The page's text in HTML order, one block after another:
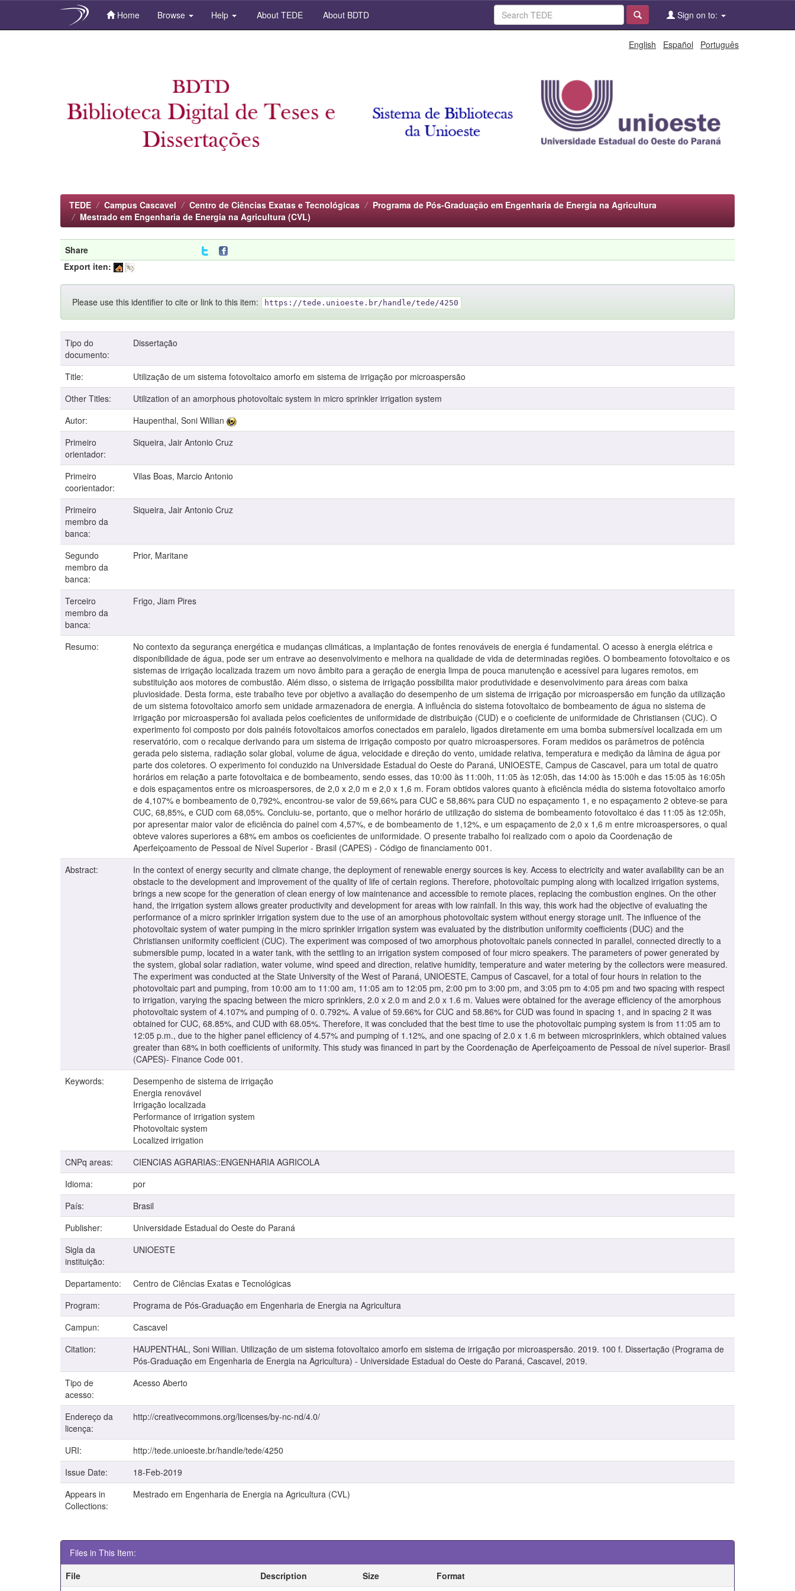
Home Browse Help About TEDE About BDTD Sign on to:
English Español Português
TEDE Campus Cascavel Centro de Ciências Exatas e Tecnológicas
Programa de Pós-Graduação em Engenharia de Energia na Agricultura
Mestrado em Engenharia de Energia na Agricultura (CVL)
Share
Export iten:
Please use this identifier to cite or link to this item: https://tede.unioeste.br/handle/tede/4250
Tipo do
documento:
Dissertação
Title:
Utilização de um sistema fotovoltaico amorfo em sistema de irrigação por microaspersão
Other Titles:
Utilization of an amorphous photovoltaic system in micro sprinkler irrigation system
Autor:
Haupenthal, Soni Willian
Primeiro
orientador:
Siqueira, Jair Antonio Cruz
Primeiro
coorientador:
Vilas Boas, Marcio Antonio
Primeiro
membro da
banca:
Siqueira, Jair Antonio Cruz
Segundo
membro da
banca:
Prior, Maritane
Terceiro
membro da
banca:
Frigo, Jiam Pires
Resumo:
No contexto da segurança energética e mudanças climáticas, a implantação de fontes renováveis de energia é fundamental. O acesso à energia elétrica e
disponibilidade de água, pode ser um entrave ao desenvolvimento e melhora na qualidade de vida de determinadas regiões. O bombeamento fotovoltaico e os
sistemas de irrigação localizada trazem um novo âmbito para a geração de energia limpa de pouca manutenção e acessível para lugares remotos, em
substituição aos motores de combustão. Além disso, o sistema de irrigação possibilita maior produtividade e desenvolvimento para áreas com baixa
pluviosidade. Desta forma, este trabalho teve por objetivo a avaliação do desempenho de um sistema de irrigação por microaspersão em função da utilização
de um sistema fotovoltaico amorfo sem unidade armazenadora de energia. A influência do sistema fotovoltaico de bombeamento de água no sistema de
irrigação por microaspersão foi avaliada pelos coeficientes de uniformidade de distribuição (CUD) e o coeficiente de uniformidade de Christiansen (CUC). O
experimento foi composto por dois painéis fotovoltaicos amorfos conectados em paralelo, ligados diretamente em uma bomba submersível localizada em um
reservatório, com o recalque derivando para um sistema de irrigação composto por quatro microaspersores. Foram medidos os parâmetros de potência
gerada pelo sistema, radiação solar global, volume de água, velocidade e direção do vento, umidade relativa, temperatura e medição da lâmina de água por
parte dos coletores. O experimento foi conduzido na Universidade Estadual do Oeste do Paraná, UNIOESTE, Campus de Cascavel, para um total de quatro
horários em relação a parte fotovoltaica e de bombeamento, sendo esses, das 10:00 às 11:00h, 11:05 às 12:05h, das 14:00 às 15:00h e das 15:05 às 16:05h
e dois espaçamentos entre os microaspersores, de 2,0 x 2,0 m e 2,0 x 1,6 m. Foram obtidos valores quanto à eficiência média do sistema fotovoltaico amorfo
de 4,107% e bombeamento de 0,792%, encontrou-se valor de 59,66% para CUC e 58,86% para CUD no espaçamento 1, e no espaçamento 2 obteve-se para
CUC, 68,85%, e CUD com 68,05%. Concluiu-se, portanto, que o melhor horário de utilização do sistema de bombeamento fotovoltaico é das 11:05 às 12:05h,
por apresentar maior valor de eficiência do painel com 4,57%, e de bombeamento de 1,12%, e um espaçamento de 2,0 x 1,6 m entre microaspersores, o qual
obteve valores superiores a 68% em ambos os coeficientes de uniformidade. O presente trabalho foi realizado com o apoio da Coordenação de
Aperfeiçoamento de Pessoal de Nível Superior - Brasil (CAPES) - Código de financiamento 001.
Abstract:
In the context of energy security and climate change, the deployment of renewable energy sources is key. Access to electricity and water availability can be an
obstacle to the development and improvement of the quality of life of certain regions. Therefore, photovoltaic pumping along with localized irrigation systems,
brings a new scope for the generation of clean energy of low maintenance and accessible to remote places, replacing the combustion engines. On the other
hand, the irrigation system allows greater productivity and development for areas with low rainfall. In this way, this work had the objective of evaluating the
performance of a micro sprinkler irrigation system due to the use of an amorphous photovoltaic system without energy storage unit. The influence of the
photovoltaic system of water pumping in the micro sprinkler irrigation system was evaluated by the distribution uniformity coefficients (DUC) and the
Christiansen uniformity coefficient (CUC). The experiment was composed of two amorphous photovoltaic panels connected in parallel, connected directly to a
submersible pump, located in a water tank, with the settling to an irrigation system composed of four micro speakers. The parameters of power generated by
the system, global solar radiation, water volume, wind speed and direction, relative humidity, temperature and water metering by the collectors were measured.
The experiment was conducted at the State University of the West of Paraná, UNIOESTE, Campus of Cascavel, for a total of four hours in relation to the
photovoltaic part and pumping, from 10:00 am to 11:00 am, 11:05 am to 12:05 pm, 2:00 pm to 3:00 pm, and 3:05 pm to 4:05 pm and two spacing with respect
to irrigation, varying the spacing between the micro sprinklers, 2.0 x 2.0 m and 2.0 x 1.6 m. Values were obtained for the average efficiency of the amorphous
photovoltaic system of 4.107% and pumping of 0. 0.792%. A value of 59.66% for CUC and 58.86% for CUD was found in spacing 1, and in spacing 2 it was
obtained for CUC, 68.85%, and CUD with 68.05%. Therefore, it was concluded that the best time to use the photovoltaic pumping system is from 11:05 am to
12:05 p.m., due to the higher panel efficiency of 4.57% and pumping of 1.12%, and one spacing of 2.0 x 1.6 m between microsprinklers, which obtained values
greater than 68% in both coefficients of uniformity. This study was financed in part by the Coordenação de Aperfeiçoamento de Pessoal de nível superior- Brasil
(CAPES)- Finance Code 001.
Keywords:
Desempenho de sistema de irrigação
Energia renovável
Irrigação localizada
Performance of irrigation system
Photovoltaic system
Localized irrigation
CNPq areas:
CIENCIAS AGRARIAS::ENGENHARIA AGRICOLA
Idioma:
por
País:
Brasil
Publisher:
Universidade Estadual do Oeste do Paraná
Sigla da
instituição:
UNIOESTE
Departamento:
Centro de Ciências Exatas e Tecnológicas
Program:
Programa de Pós-Graduação em Engenharia de Energia na Agricultura
Campun:
Cascavel
Citation:
HAUPENTHAL, Soni Willian. Utilização de um sistema fotovoltaico amorfo em sistema de irrigação por microaspersão. 2019. 100 f. Dissertação (Programa de
Pós-Graduação em Engenharia de Energia na Agricultura) - Universidade Estadual do Oeste do Paraná, Cascavel, 2019.
Tipo de
acesso:
Acesso Aberto
Endereço da
licença:
http://creativecommons.org/licenses/by-nc-nd/4.0/
URI:
http://tede.unioeste.br/handle/tede/4250
Issue Date:
18-Feb-2019
Appears in
Collections:
Mestrado em Engenharia de Energia na Agricultura (CVL)
Files in This Item:
File
Description Size Format